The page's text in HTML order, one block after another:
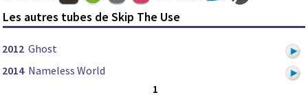
Les autres tubes de Skip The Use
2012 Ghost
2014 Nameless World
1